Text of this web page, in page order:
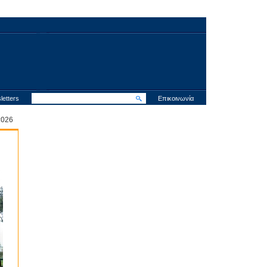
Επικοινωνία